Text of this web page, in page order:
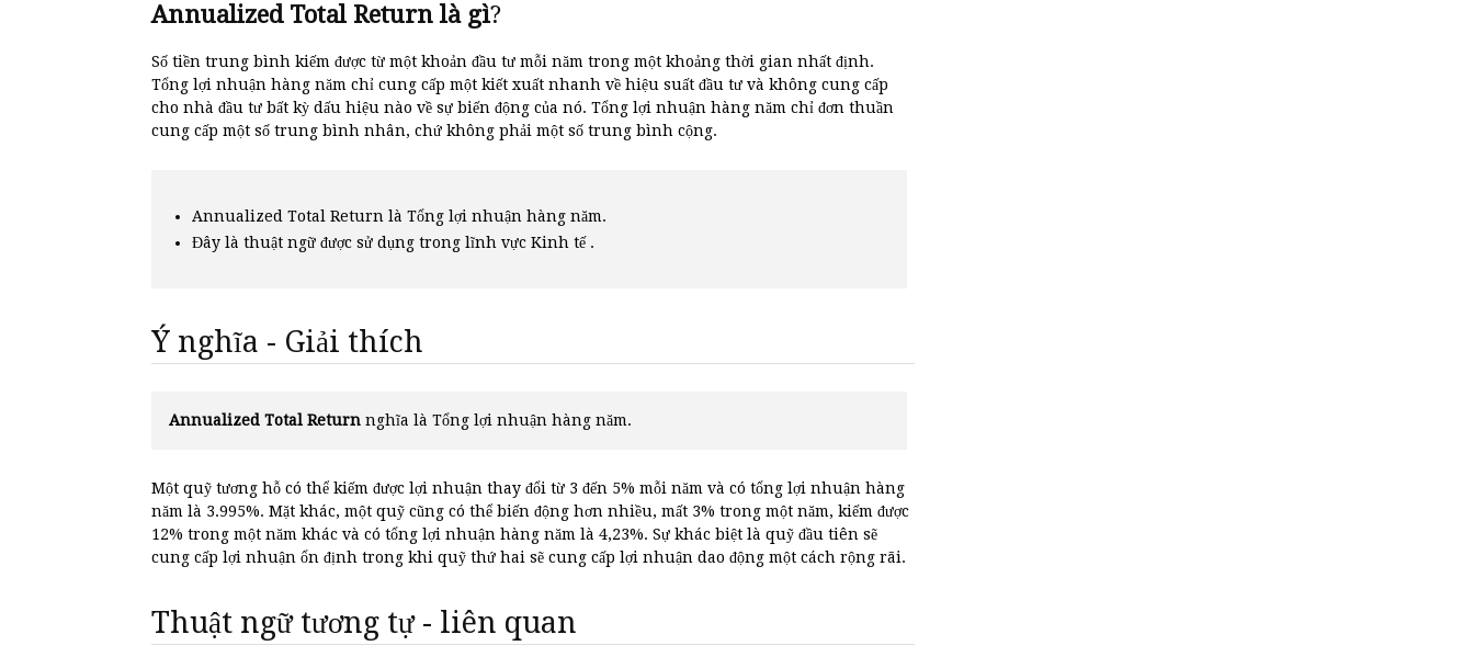
Annualized Total Return là gì?
Số tiền trung bình kiếm được từ một khoản đầu tư mỗi năm trong một khoảng thời gian nhất định.
Tổng lợi nhuận hàng năm chỉ cung cấp một kiết xuất nhanh về hiệu suất đầu tư và không cung cấp
cho nhà đầu tư bất kỳ dấu hiệu nào về sự biến động của nó. Tổng lợi nhuận hàng năm chỉ đơn thuần
cung cấp một số trung bình nhân, chứ không phải một số trung bình cộng.
Annualized Total Return là Tổng lợi nhuận hàng năm.
Đây là thuật ngữ được sử dụng trong lĩnh vực Kinh tế .
Ý nghĩa - Giải thích
Annualized Total Return nghĩa là Tổng lợi nhuận hàng năm.
Một quỹ tương hỗ có thể kiếm được lợi nhuận thay đổi từ 3 đến 5% mỗi năm và có tổng lợi nhuận hàng
năm là 3.995%. Mặt khác, một quỹ cũng có thể biến động hơn nhiều, mất 3% trong một năm, kiếm được
12% trong một năm khác và có tổng lợi nhuận hàng năm là 4,23%. Sự khác biệt là quỹ đầu tiên sẽ
cung cấp lợi nhuận ổn định trong khi quỹ thứ hai sẽ cung cấp lợi nhuận dao động một cách rộng rãi.
Thuật ngữ tương tự - liên quan